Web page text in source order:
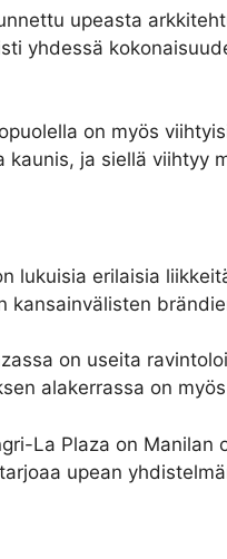
upeasta
yhdessä
on myös
kaunis, ja siellä viihtyy
lukuisia erilaisia
kansainvälisten
on useita
alakerrassa on
La Plaza on
upean